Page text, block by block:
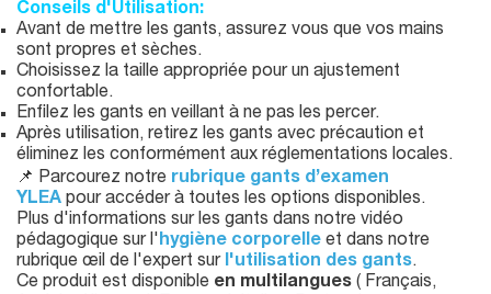
Conseils d'Utilisation:
Avant de mettre les gants, assurez vous que vos mains
sont propres et sèches.
Choisissez la taille appropriée pour un ajustement
confortable.
Enfilez les gants en veillant à ne pas les percer.
Après utilisation, retirez les gants avec précaution et
éliminez les conformément aux réglementations locales.
📌 Parcourez notre rubrique gants d’examen
YLEA pour accéder à toutes les options disponibles.
Plus d'informations sur les gants dans notre vidéo
pédagogique sur l'hygiène corporelle et dans notre
rubrique œil de l'expert sur l'utilisation des gants.
Ce produit est disponible en multilangues ( Français,